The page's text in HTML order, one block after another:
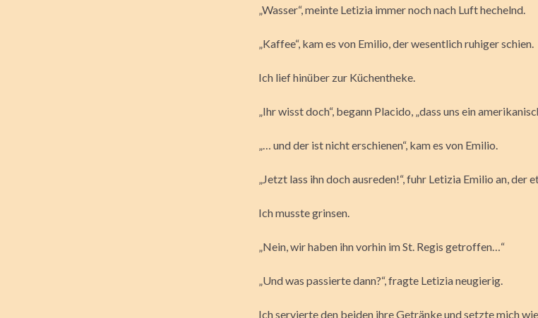
„Wasser“, meinte Letizia immer noch nach Luft hechelnd.
„Kaffee“, kam es von Emilio, der wesentlich ruhiger schien.
Ich lief hinüber zur Küchentheke.
„Ihr wisst doch“, begann Placido, „dass uns ein
„… und der ist nicht erschienen“, kam es von Emilio.
„Jetzt lass ihn doch ausreden!“, fuhr Letizia Emilio an, der
Ich musste grinsen.
„Nein, wir haben ihn vorhin im St. Regis getroffen…“
„Und was passierte dann?“, fragte Letizia neugierig.
Ich servierte den beiden ihre Getränke und setzte mich